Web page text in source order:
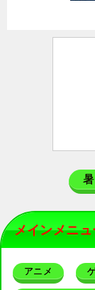
メインメニ
アニメ